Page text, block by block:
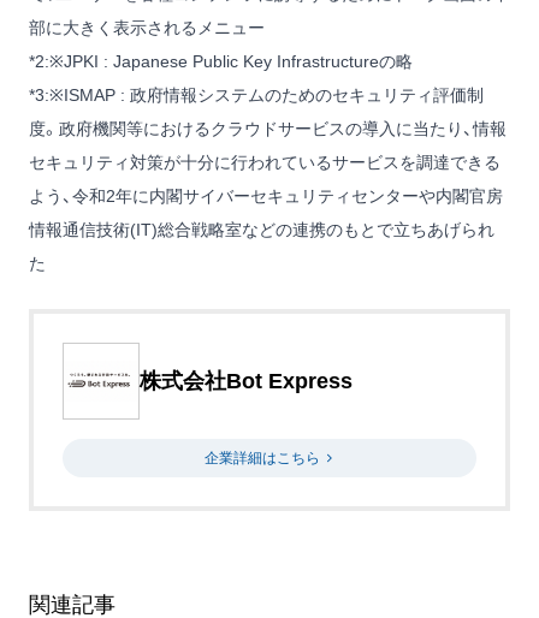
部に大きく表示されるメニュー
*2:※JPKI : Japanese Public Key Infrastructureの略
*3:※ISMAP : 政府情報システムのためのセキュリティ評価制
度。政府機関等におけるクラウドサービスの導入に当たり、情報
セキュリティ対策が十分に行われているサービスを調達できる
よう、令和2年に内閣サイバーセキュリティセンターや内閣官房
情報通信技術(IT)総合戦略室などの連携のもとで立ちあげられ
た
株式会社Bot Express
企業詳細はこちら
関連記事